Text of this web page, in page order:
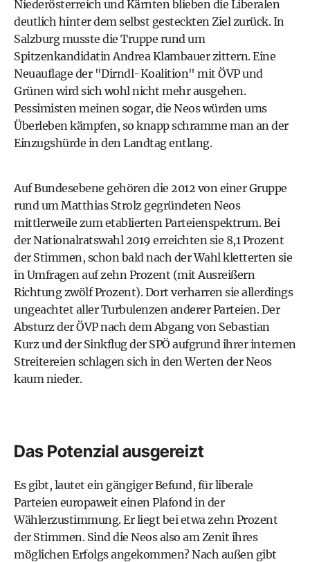
Niederösterreich und Kärnten blieben die Liberalen
deutlich hinter dem selbst gesteckten Ziel zurück. In
Salzburgmusste die Truppe rund um
Spitzenkandidatin Andrea Klambauer zittern. Eine
Neuauflage der "Dirndl-Koalition" mit ÖVP und
Grünenwird sich wohl nicht mehr ausgehen.
Pessimisten meinen sogar, die Neos würden ums
Überleben kämpfen, so knapp schramme man an der
Einzugshürde in den Landtag entlang.
Auf Bundesebene gehören die 2012 von einer Gruppe
rund umMatthias Strolzgegründeten Neos
mittlerweile zum etabliertenParteienspektrum. Bei
derNationalratswahl 2019 erreichten sie 8,1 Prozent
der Stimmen, schon bald nach der Wahl kletterten sie
in Umfragen auf zehn Prozent (mit Ausreißern
Richtung zwölf Prozent). Dort verharren sie allerdings
ungeachtet aller Turbulenzen anderer Parteien. Der
Absturz der ÖVP nach dem Abgang von Sebastian
Kurzund der Sinkflug der SPÖ aufgrund ihrer internen
Streitereien schlagen sich in den Werten der Neos
kaum nieder.
Das Potenzial ausgereizt
Es gibt, lautet ein gängiger Befund, für liberale
Parteien europaweit einen Plafond in der
Wählerzustimmung. Er liegt bei etwa zehn Prozent
der Stimmen. Sind die Neos also am Zenit ihres
möglichen Erfolgs angekommen? Nach außen gibt